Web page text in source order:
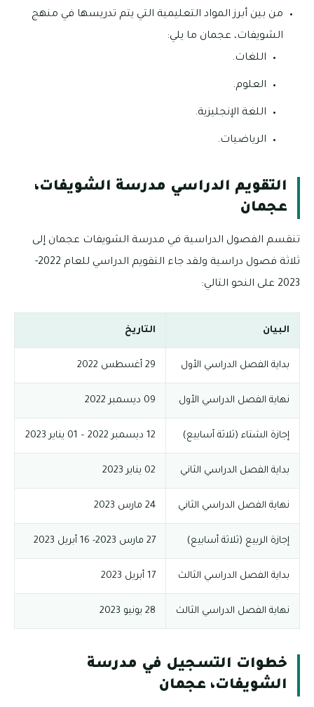
من بين أبرز المواد التعليمية التي يتم تدريسها في منهج
الشويفات، عجمان ما يلي:
اللغات.
العلوم.
اللغة الإنجليزية.
الرياضيات.
التقويم الدراسي مدرسة الشويفات،
عجمان
تنقسم الفصول الدراسية في مدرسة الشويفات عجمان إلى
ثلاثة فصول دراسية ولقد جاء التقويم الدراسي للعام 2022-
2023 على النحو التالي:
البيان التاريخ
بداية الفصل الدراسي الأول 29 أغسطس 2022
نهاية الفصل الدراسي الأول 09 ديسمبر 2022
إجازة الشتاء (ثلاثة أسابيع) 12 ديسمبر 2022 – 01 يناير 2023
بداية الفصل الدراسي الثاني 02 يناير 2023
نهاية الفصل الدراسي الثاني 24 مارس 2023
إجازة الربيع (ثلاثة أسابيع) 27 مارس 2023- 16 أبريل 2023
بداية الفصل الدراسي الثالث 17 أبريل 2023
نهاية الفصل الدراسي الثالث 28 يونيو 2023
خطوات التسجيل في مدرسة
الشويفات، عجمان